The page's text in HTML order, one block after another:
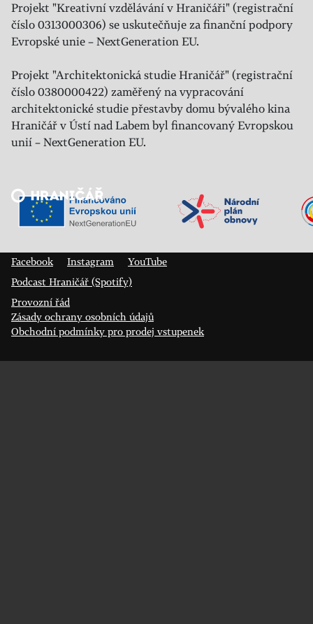
Projekt "Kreativní vzdělávání v Hraničáři" (registrační
číslo 0313000306) se uskutečňuje za finanční podpory
Evropské unie – NextGeneration EU.
Projekt "Architektonická studie Hraničář" (registrační
číslo 0380000422) zaměřený na vypracování
architektonické studie přestavby domu bývalého kina
Hraničář v Ústí nad Labem byl financovaný Evropskou
unií – NextGeneration EU.
Veřejný sál Hraničář, spolek
Facebook
Instagram
YouTube
Podcast Hraničář (Spotify)
Provozní řád
Zásady ochrany osobních údajů
Obchodní podmínky pro prodej vstupenek